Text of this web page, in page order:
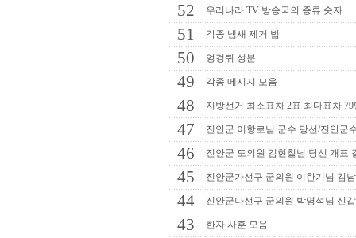
52 우리나라 TV 방송국의 종류 숫자
51 각종 냄새 제거 법
50 엉겅퀴 성분
49 각종 메시지 모음
48 지방선거 최소표차 2표 최다표차 79
47 진안군 이항로님 군수 당선/진안군
46 진안군 도의원 김현철님 당선 개표
45 진안군가선구 군의원 이한기님 김
44 진안군나선구 군의원 박명석님 신
43 한자 사훈 모음